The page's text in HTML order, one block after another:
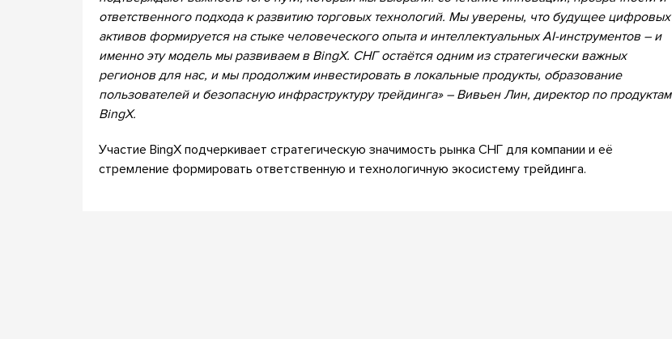
ответственного подхода к развитию торговых технологий. Мы уверены, что будущее цифровых
активов формируется на стыке человеческого опыта и интеллектуальных AI-инструментов – и
именно эту модель мы развиваем в BingX. СНГ остаётся одним из стратегически важных
регионов для нас, и мы продолжим инвестировать в локальные продукты, образование
пользователей и безопасную инфраструктуру трейдинга» – Вивьен Лин, директор по продуктам
BingX.
Участие BingX подчеркивает стратегическую значимость рынка СНГ для компании и её
стремление формировать ответственную и технологичную экосистему трейдинга.